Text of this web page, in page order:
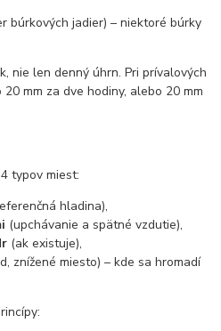
búrkových jadier) – niektoré búrky
nie len denný úhrn. Pri prívalových
mm za dve hodiny, alebo 20 mm
typov miest:
hladina),
(upchávanie a spätné vzdutie),
(ak existuje),
znížené miesto) – kde sa hromadí